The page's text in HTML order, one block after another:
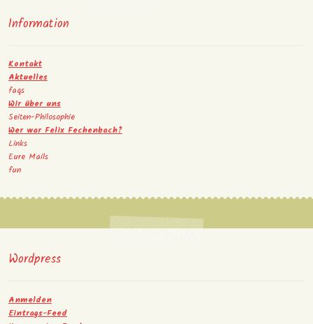
Information
Kontakt
Aktuelles
faqs
Wir über uns
Seiten-Philosophie
Wer war Felix Fechenbach?
Links
Eure Mails
fun
Wordpress
Anmelden
Eintrags-Feed